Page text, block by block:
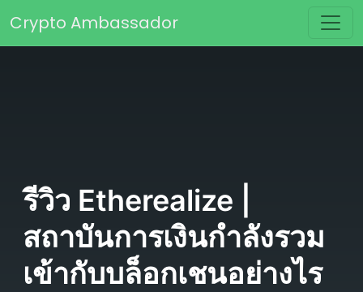
Main Navigation
Crypto Ambassador
รีวิว Etherealize |
สถาบันการเงินกำลังรวม
เข้ากับบล็อกเชนอย่างไร